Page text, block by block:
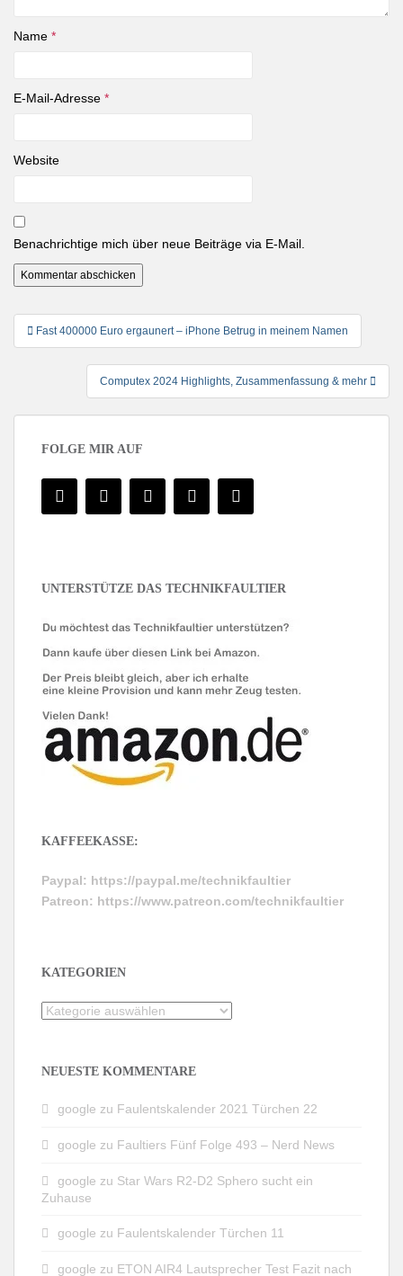
Name *
E-Mail-Adresse *
Website
Benachrichtige mich über neue Beiträge via E-Mail.
Beitragsnavigation
Fast 400000 Euro ergaunert – iPhone Betrug in meinem Namen
Computex 2024 Highlights, Zusammenfassung & mehr
FOLGE MIR AUF
UNTERSTÜTZE DAS TECHNIKFAULTIER
KAFFEEKASSE:
Paypal: https://paypal.me/technikfaultier
Patreon: https://www.patreon.com/technikfaultier
KATEGORIEN
Kategorien
NEUESTE KOMMENTARE
google zu Faulentskalender 2021 Türchen 22
google zu Faultiers Fünf Folge 493 – Nerd News
google zu Star Wars R2-D2 Sphero sucht ein
Zuhause
google zu Faulentskalender Türchen 11
google zu ETON AIR4 Lautsprecher Test Fazit nach